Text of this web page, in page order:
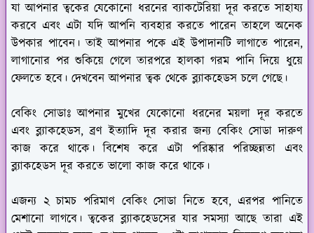
যা আপনার ত্বকের যেকোনো ধরনের ব্যাকটেরিয়া দূর করতে সাহায্য
করবে এবং এটা যদি আপনি ব্যবহার করতে পারেন তাহলে অনেক
উপকার পাবেন। তাই আপনার পকে এই উপাদানটি লাগাতে পারেন,
লাগানোর পর শুকিয়ে গেলে তারপরে হালকা গরম পানি দিয়ে ধুয়ে
ফেলতে হবে। দেখবেন আপনার ত্বক থেকে ব্ল্যাকহেডস চলে গেছে।
বেকিং সোডাঃআপনার মুখের যেকোনো ধরনের ময়লা দূর করতে
এবং ব্ল্যাকহেডস, ব্রণ ইত্যাদি দূর করার জন্য বেকিং সোডা দারুণ
কাজ করে থাকে। বিশেষ করে এটা পরিষ্কার পরিচ্ছন্নতা এবং
ব্ল্যাকহেডস দূর করতে ভালো কাজ করে থাকে।
এজন্য ২ চামচ পরিমাণ বেকিং সোডা নিতে হবে, এরপর পানিতে
মেশানো লাগবে। ত্বকের ব্ল্যাকহেডসের যার সমস্যা আছে তারা এই